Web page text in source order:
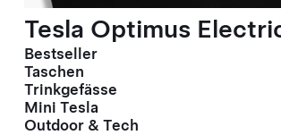
Tesla Optimus
Bestseller
Taschen
Trinkgefässe
Mini Tesla
Outdoor & Tech